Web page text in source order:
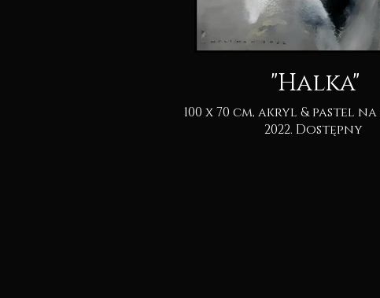
"Halka"
100 x 70 cm, akryl & pastel na kartonie.
2022. Dostępny